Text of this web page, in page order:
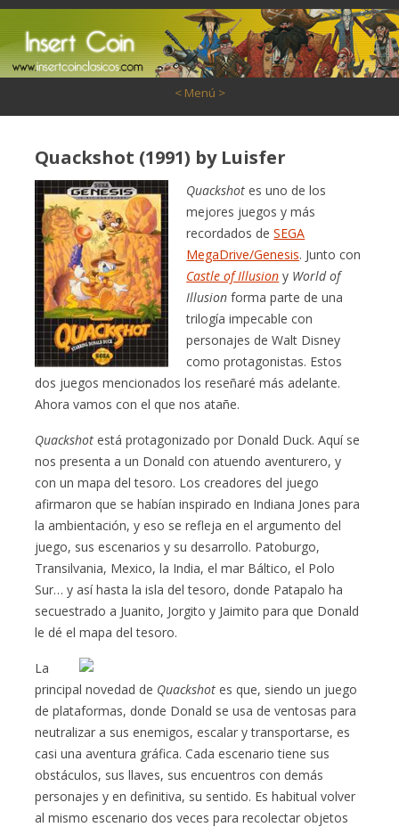
< Menú >
Quackshot (1991) by Luisfer
Quackshot es uno de los
mejores juegos y más
recordados deSEGA
MegaDrive/Genesis. Junto con
Castle of Illusion y World of
Illusion forma parte de una
trilogía impecable con
personajes de Walt Disney
como protagonistas. Estos
dos juegos mencionados los reseñaré más adelante.
Ahora vamos con el que nos atañe.
Quackshot está protagonizado por Donald Duck. Aquí se
nos presenta a un Donald con atuendo aventurero, y
con un mapa del tesoro. Los creadores del juego
afirmaron que se habían inspirado en Indiana Jones para
la ambientación, y eso se refleja en el argumento del
juego, sus escenarios y su desarrollo. Patoburgo,
Transilvania, Mexico, la India, el mar Báltico, el Polo
Sur… y así hasta la isla del tesoro, donde Patapalo ha
secuestrado a Juanito, Jorgito y Jaimito para que Donald
le dé el mapa del tesoro.
La
principal novedad de Quackshot es que, siendo un juego
de plataformas, donde Donald se usa de ventosas para
neutralizar a sus enemigos, escalar y transportarse, es
casi una aventura gráfica. Cada escenario tiene sus
obstáculos, sus llaves, sus encuentros con demás
personajes y en definitiva, su sentido. Es habitual volver
al mismo escenario dos veces para recolectar objetos